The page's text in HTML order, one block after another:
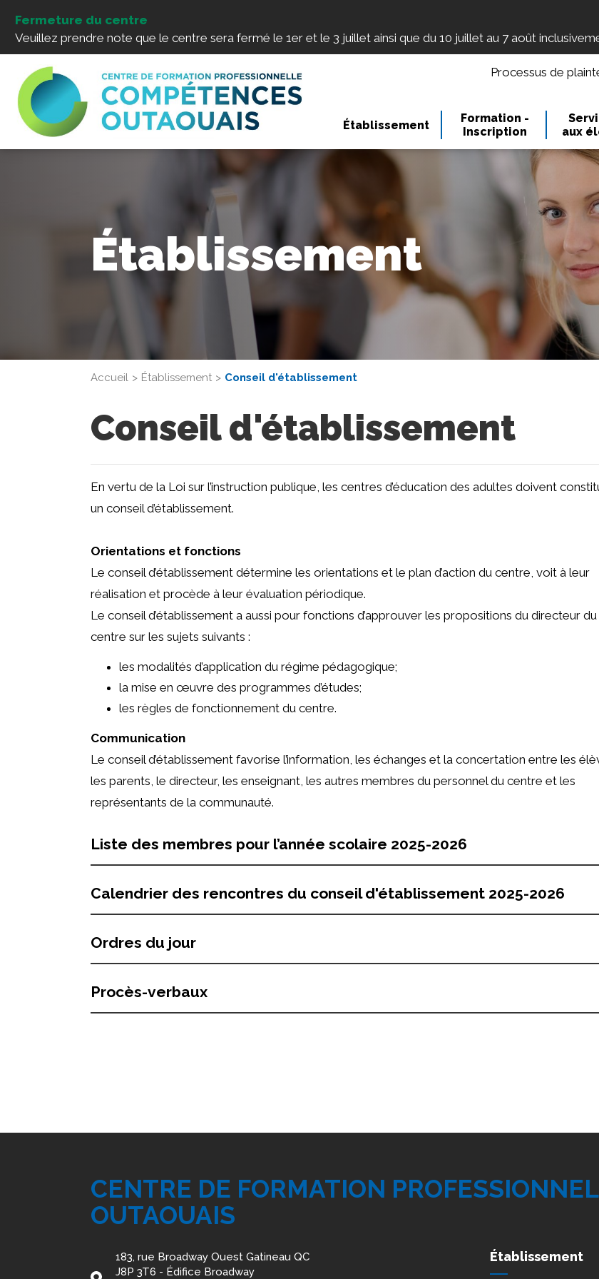
Fermeture du centre
Veuillez prendre note que le centre sera fermé le 1er et le 3 juillet ainsi que du 10 juillet au 7 août
Processus de
Établissement
Formation -
Inscription
aux
Établissement
Accueil Établissement Conseil d'établissement
Conseil d'établissement
En vertu de la Loi sur l’instruction publique, les centres d’éducation des adultes doivent
un conseil d’établissement.
Orientations et fonctions
Le conseil d’établissement détermine les orientations et le plan d’action du centre, voit à leur
réalisation et procède à leur évaluation périodique.
Le conseil d’établissement a aussi pour fonctions d’approuver les propositions du directeur du
centre sur les sujets suivants :
les modalités d’application du régime pédagogique;
la mise en œuvre des programmes d’études;
les règles de fonctionnement du centre.
Communication
Le conseil d’établissement favorise l’information, les échanges et la concertation entre les
les parents, le directeur, les enseignant, les autres membres du personnel du centre et les
représentants de la communauté.
Liste des membres pour l’année scolaire 2025-2026
Calendrier des rencontres du conseil d'établissement 2025-2026
Ordres du jour
Procès-verbaux
CENTRE DE FORMATION
OUTAOUAIS
183, rue Broadway Ouest Gatineau QC
J8P 3T6 - Édifice Broadway
Établissement